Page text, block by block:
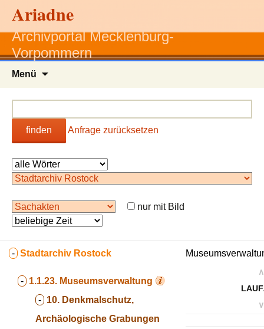
Ariadne
Archivportal Mecklenburg-
Vorpommern
Menü
finden Anfrage zurücksetzen
nur mit Bild
- Stadtarchiv Rostock
- 1.1.23. Museumsverwaltung
- 10. Denkmalschutz,
Archäologische Grabungen
∧
∨